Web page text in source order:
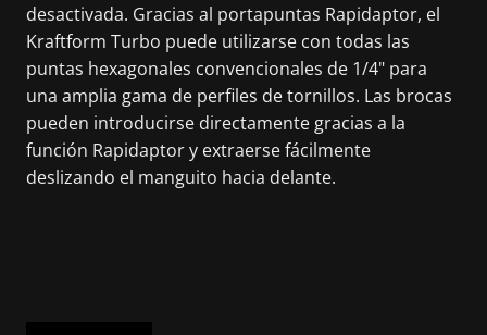
desactivada. Gracias al portapuntas Rapidaptor, el
Kraftform Turbo puede utilizarse con todas las
puntas hexagonales convencionales de 1/4" para
una amplia gama de perfiles de tornillos. Las brocas
pueden introducirse directamente gracias a la
función Rapidaptor y extraerse fácilmente
deslizando el manguito hacia delante.